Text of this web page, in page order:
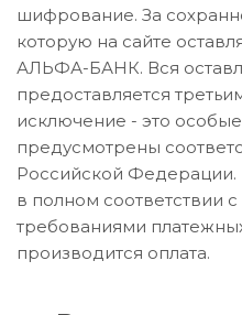
шифрование. За
которую на сайте
АЛЬФА-БАНК. Вся
предоставляется
исключение - это
предусмотрены
Российской Федерации.
в полном соответствии
требованиями
производится оплата.